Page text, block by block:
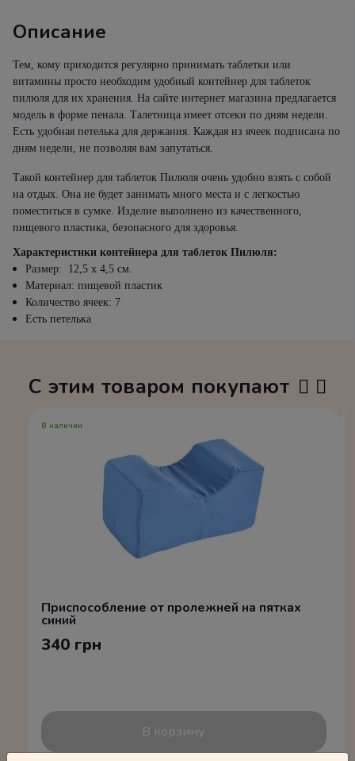
Описание
Тем, кому приходится регулярно принимать таблетки или
витамины просто необходим удобный контейнер для таблеток
пилюля для их хранения. На сайте интернет магазина предлагается
модель в форме пенала. Талетница имеет отсеки по дням недели.
Есть удобная петелька для держания. Каждая из ячеек подписана по
дням недели, не позволяя вам запутаться.
Такой контейнер для таблеток Пилюля очень удобно взять с собой
на отдых. Она не будет занимать много места и с легкостью
поместиться в сумке. Изделие выполнено из качественного,
пищевого пластика, безопасного для здоровья.
Характеристики контейнера для таблеток Пилюля:
Размер: 12,5 х 4,5 см.
Материал: пищевой пластик
Количество ячеек: 7
Есть петелька
С этим товаром покупают
В наличии
Приспособление от пролежней на пятках
синий
340 грн
В корзину